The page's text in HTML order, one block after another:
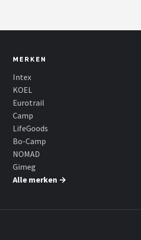
MERKEN
Intex
KOEL
Eurotrail
Camp
LifeGoods
Bo-Camp
NOMAD
Gimeg
Alle merken →